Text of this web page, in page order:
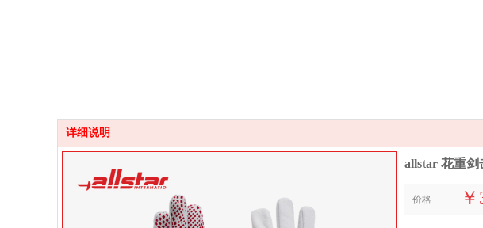
详细说明
allstar 花重
价格